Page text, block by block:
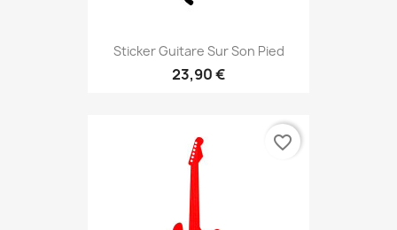
Sticker Guitare Sur Son Pied
23,90 €
favorite_border